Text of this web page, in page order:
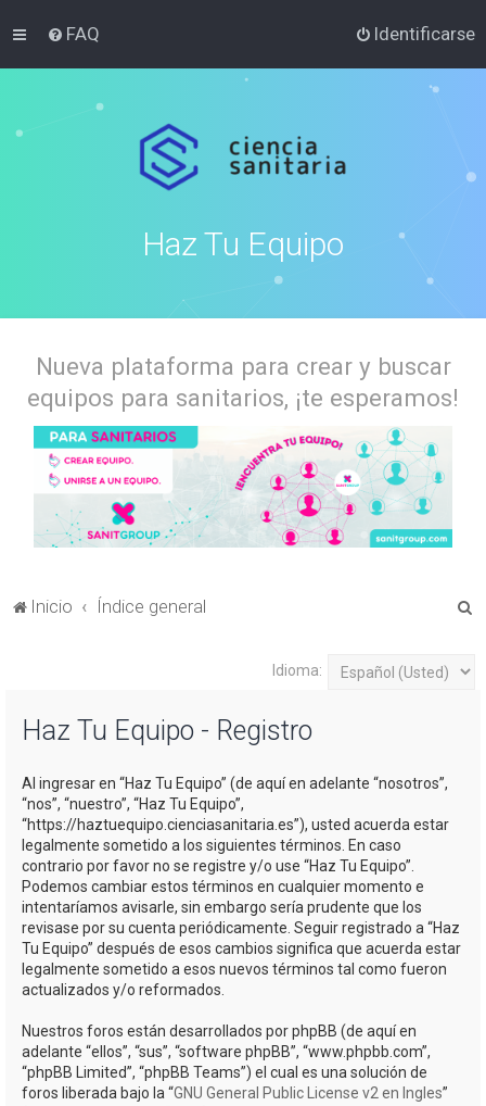
FAQ Identificarse
Haz Tu Equipo
Nueva plataforma para crear y buscar
equipos para sanitarios, ¡te esperamos!
Inicio Índice general
Idioma:
Haz Tu Equipo - Registro
Al ingresar en “Haz Tu Equipo” (de aquí en adelante “nosotros”,
“nos”, “nuestro”, “Haz Tu Equipo”,
“https://haztuequipo.cienciasanitaria.es”), usted acuerda estar
legalmente sometido a los siguientes términos. En caso
contrario por favor no se registre y/o use “Haz Tu Equipo”.
Podemos cambiar estos términos en cualquier momento e
intentaríamos avisarle, sin embargo sería prudente que los
revisase por su cuenta periódicamente. Seguir registrado a “Haz
Tu Equipo” después de esos cambios significa que acuerda estar
legalmente sometido a esos nuevos términos tal como fueron
actualizados y/o reformados.
Nuestros foros están desarrollados por phpBB (de aquí en
adelante “ellos”, “sus”, “software phpBB”, “www.phpbb.com”,
“phpBB Limited”, “phpBB Teams”) el cual es una solución de
foros liberada bajo la “GNU General Public License v2 en Ingles”